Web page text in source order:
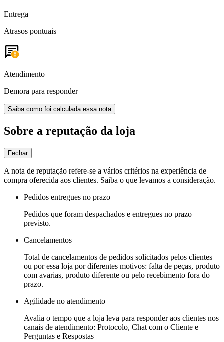
Entrega
Atrasos pontuais
Atendimento
Demora para responder
Saiba como foi calculada essa nota
Sobre a reputação da loja
Fechar
A nota de reputação refere-se a vários critérios na experiência de
compra oferecida aos clientes. Saiba o que levamos a consideração.
Pedidos entregues no prazo
Pedidos que foram despachados e entregues no prazo
previsto.
Cancelamentos
Total de cancelamentos de pedidos solicitados pelos clientes
ou por essa loja por diferentes motivos: falta de peças, produto
com avarias, produto diferente ou pelo recebimento fora do
prazo.
Agilidade no atendimento
Avalia o tempo que a loja leva para responder aos clientes nos
canais de atendimento: Protocolo, Chat com o Cliente e
Perguntas e Respostas